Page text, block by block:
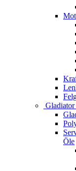
Öle